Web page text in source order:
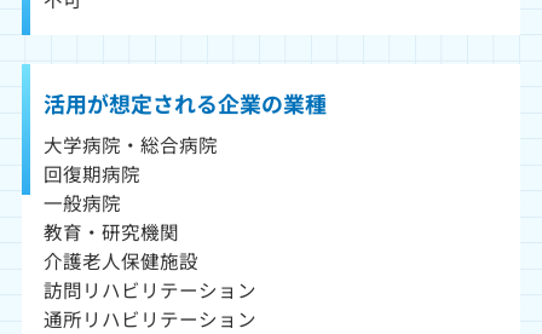
活用が想定される企業の業種
大学病院・総合病院
回復期病院
一般病院
教育・研究機関
介護老人保健施設
訪問リハビリテーション
通所リハビリテーション